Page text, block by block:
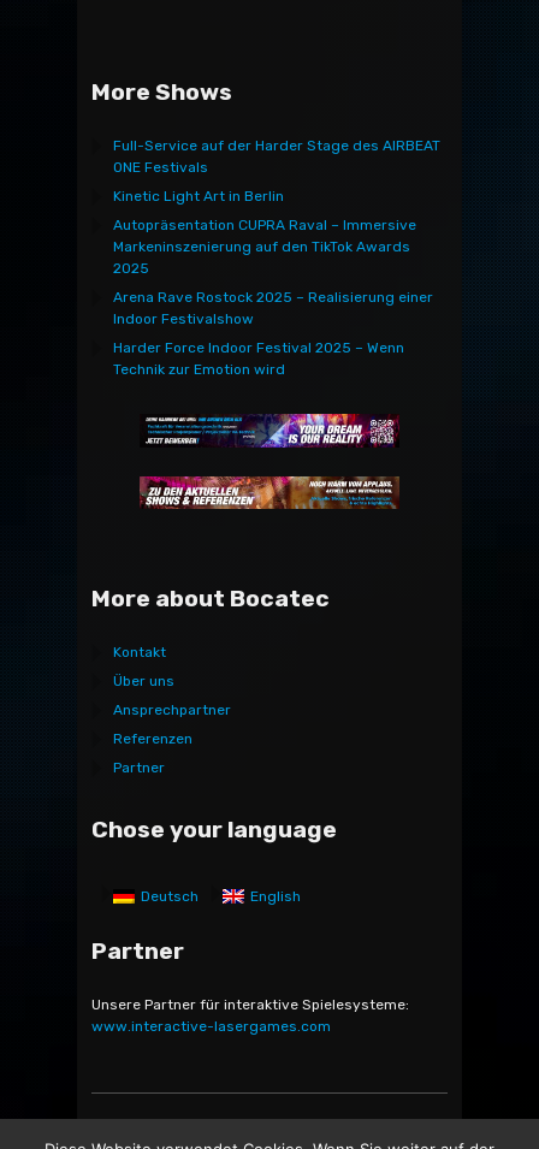
More Shows
Full-Service auf der Harder Stage des AIRBEAT
ONE Festivals
Kinetic Light Art in Berlin
Autopräsentation CUPRA Raval – Immersive
Markeninszenierung auf den TikTok Awards
2025
Arena Rave Rostock 2025 – Realisierung einer
Indoor Festivalshow
Harder Force Indoor Festival 2025 – Wenn
Technik zur Emotion wird
More about Bocatec
Kontakt
Über uns
Ansprechpartner
Referenzen
Partner
Chose your language
Deutsch English
Partner
Unsere Partner für interaktive Spielesysteme:
www.interactive-lasergames.com